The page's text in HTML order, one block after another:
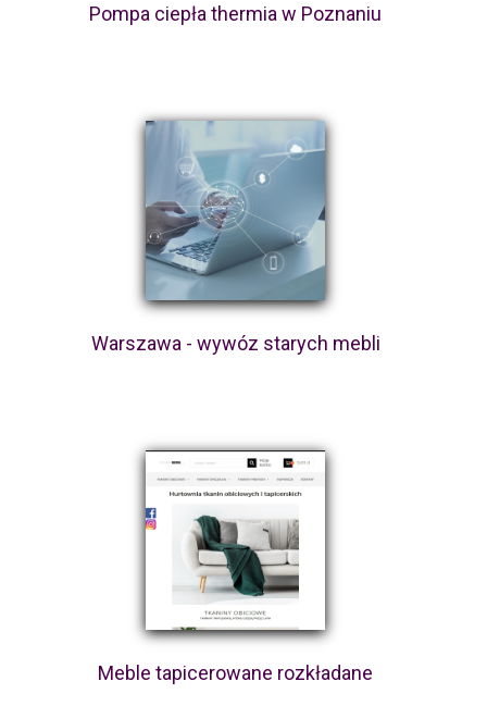
Pompa ciepła thermia w Poznaniu
Warszawa - wywóz starych mebli
Meble tapicerowane rozkładane